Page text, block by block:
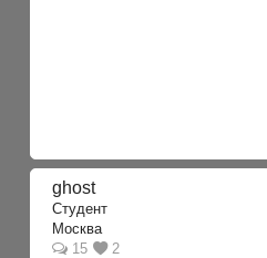
ghost
Студент
Москва
15
2